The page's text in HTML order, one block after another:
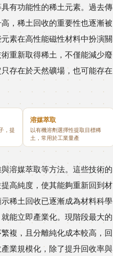
有功能性的稀土元素。過去傳
，稀土回收的重要性也逐漸被
素在高性能磁性材料中扮演關
重新取得稀土，不僅能減少廢
存在於天然礦場，也可能存在
，提
溶媒萃取
以有機溶劑選擇性提取目標稀
土，常用於工業量產
溶媒萃取等方法。這些技術的
高純度，使其能夠重新回到材
稀土回收已逐漸成為材料科學
能立即產業化。現階段最大的
複，且分離純化成本較高，回
業規模化，除了提升回收率與